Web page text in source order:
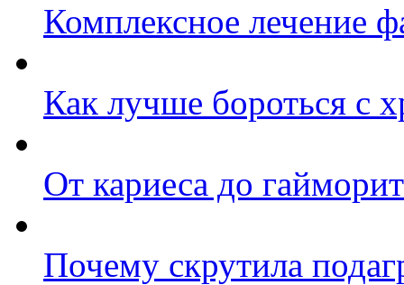
Комплексное лечение
Как лучше бороться с
От кариеса до
Почему скрутила